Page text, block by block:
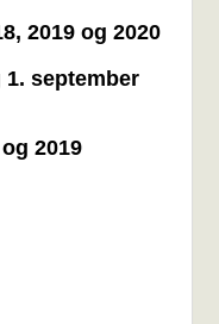
2019 og 2020
september
2019